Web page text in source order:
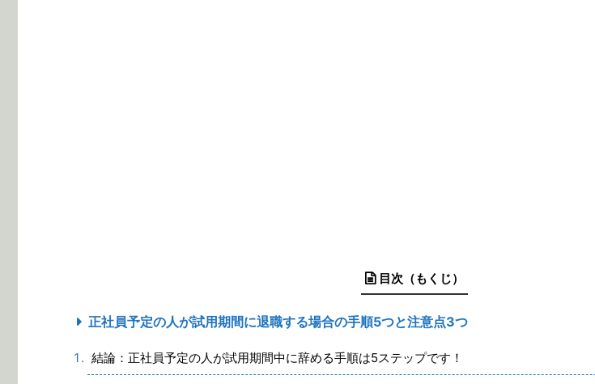
目次（もくじ）
正社員予定の人が試用期間に退職する場合の手順5つと注意点3つ
結論：正社員予定の人が試用期間中に辞める手順は5ステップです！